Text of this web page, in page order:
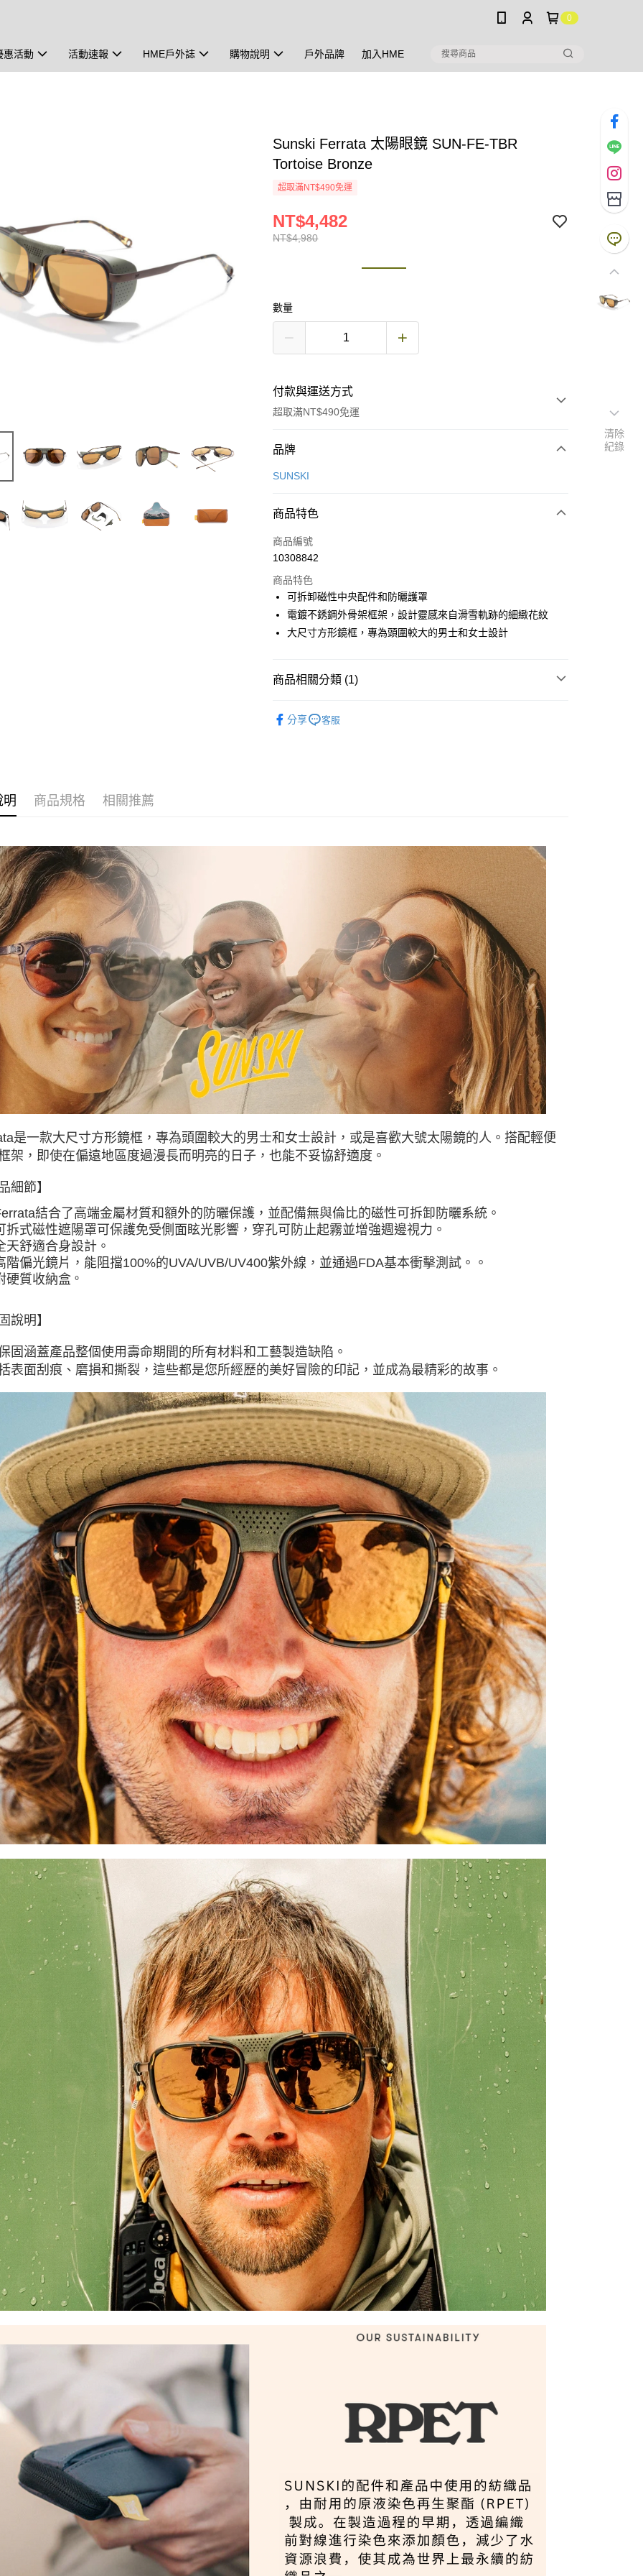
0
惠活動 活動速報 HME戶外誌 購物說明 戶外品牌 加入HME
Sunski Ferrata 太陽眼鏡 SUN-FE-TBR
Tortoise Bronze
超取滿NT$490免運
NT$4,980
NT$4,482
數量
付款與運送方式
超取滿NT$490免運
付款方式
信用卡一次付款
合作金庫商業銀行
華南商業銀行
上海商業儲蓄銀行
國泰世華商業銀行
臺灣中小企業銀行
台中商業銀行
聯邦商業銀行
遠東國際商業銀行
台新國際商業銀行
超商取貨付款
LINE Pay
Apple Pay
ATM付款
運送方式
每筆NT$60，滿NT$490(含以上)免運費
每筆NT$60，滿NT$490(含以上)免運費
每筆NT$80，滿NT$490(含以上)免運費
離島宅配
每筆NT$80，滿NT$490(含以上)免運費
付款後門市自取
免運費
品牌
SUNSKI
商品特色
商品編號
10308842
商品特色
可拆卸磁性中央配件和防曬護罩
電鍍不銹鋼外骨架框架，設計靈感來自滑雪軌跡的細緻花紋
大尺寸方形鏡框，專為頭圍較大的男士和女士設計
商品相關分類 (1)
分享
客服
明 商品規格 相關推薦
是一款大尺寸方形鏡框，專為頭圍較大的男士和女士設計，或是喜歡大號太陽鏡的人。搭配輕便
架，即使在偏遠地區度過漫長而明亮的日子，也能不妥協舒適度。
細節】
結合了高端金屬材質和額外的防曬保護，並配備無與倫比的磁性可拆卸防曬系統。
拆式磁性遮陽罩可保護免受側面眩光影響，穿孔可防止起霧並增強週邊視力。
天舒適合身設計。
階偏光鏡片，能阻擋100%的UVA/UVB/UV400紫外線，並通過FDA基本衝擊測試。。
硬質收納盒 。
說明】
固涵蓋產品整個使用壽命期間的所有材料和工藝製造缺陷。
表面刮痕、磨損和撕裂，這些都是您所經歷的美好冒險的印記，並成為最精彩的故事。
清除
紀錄